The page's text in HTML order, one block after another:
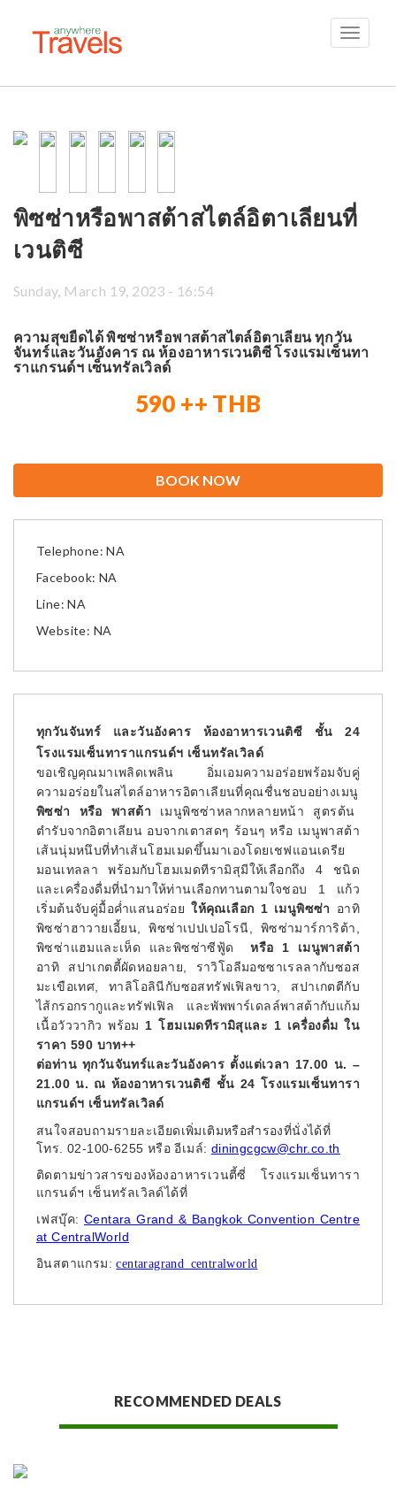
Toggle
พิซซ่าหรือพาสต้าสไตล์อิตาเลียนที่
เวนติซี
Sunday, March 19, 2023 - 16:54
ความสุขยืดได้ พิซซ่าหรือพาสต้าสไตล์อิตาเลียน ทุกวัน
จันทร์และวันอังคาร ณ ห้องอาหารเวนติซี โรงแรมเซ็นทา
ราแกรนด์ฯ เซ็นทรัลเวิลด์
590 ++ THB
BOOK NOW
Telephone: NA
Facebook: NA
Line: NA
Website: NA
ทุกวันจันทร์ และวันอังคาร
ห้องอาหารเวนติซี ชั้น 24
โรงแรมเซ็นทาราแกรนด์ฯ เซ็นทรัลเวิลด์
ขอเชิญคุณมาเพลิดเพลิน อิ่มเอมความอร่อยพร้อมจับคู่
ความอร่อยในสไตล์อาหารอิตาเลียนที่คุณชื่นชอบอย่างเมนู
พิซซ่า หรือ พาสต้า เมนูพิซซ่าหลากหลายหน้า สูตรต้น
ตำรับจากอิตาเลียน อบจากเตาสดๆ ร้อนๆ หรือ เมนูพาสต้า
เส้นนุ่มหนึบที่ทำเส้นโฮมเมดขึ้นมาเองโดยเชฟแอนเดรีย
มอนเทลลา พร้อมกับโฮมเมดทีรามิสุมีให้เลือกถึง 4 ชนิด
และเครื่องดื่มที่นำมาให้ท่านเลือกทานตามใจชอบ 1 แก้ว
เริ่มต้นจับคู่มื้อค่ำแสนอร่อยให้คุณเลือก 1 เมนูพิซซ่า
อาทิ
พิซซ่าฮาวายเอี้ยน, พิซซ่าเปปเปอโรนี, พิซซ่ามาร์การิต้า,
พิซซ่าแฮมและเห็ด และพิซซ่าซีฟู้ดหรือ 1 เมนูพาสต้า
อาทิ สปาเกตตี้ผัดหอยลาย, ราวิโอลีมอซซาเรลลากับซอส
มะเขือเทศ, ทาลิโอลินีกับซอสทรัฟเฟิลขาว, สปาเกตตีกับ
ไส้กรอกรากูและทรัฟเฟิล และพัพพาร์เดลล์พาสต้ากับแก้ม
เนื้อวัววากิว พร้อม 1 โฮมเมดทีรามิสุและ 1 เครื่องดื่ม ใน
ราคา 590 บาท++
ต่อท่าน ทุกวันจันทร์และวันอังคาร ตั้งแต่เวลา 17.00 น. –
21.00 น. ณ ห้องอาหารเวนติซี ชั้น 24 โรงแรมเซ็นทารา
แกรนด์ฯ เซ็นทรัลเวิลด์
สนใจสอบถามรายละเอียดเพิ่มเติมหรือสำรองที่นั่งได้ที่
โทร. 02-100-6255 หรือ อีเมล์: diningcgcw@chr.co.th
ติดตามข่าวสารของห้องอาหารเวนตี้ซี่ โรงแรมเซ็นทารา
แกรนด์ฯ เซ็นทรัลเวิลด์ได้ที่
เฟสบุ๊ค: Centara Grand & Bangkok Convention Centre
at CentralWorld
อินสตาแกรม:centaragrand_centralworld
RECOMMENDED DEALS